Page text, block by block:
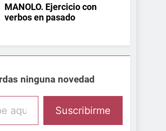
ninguna novedad
Suscribirme